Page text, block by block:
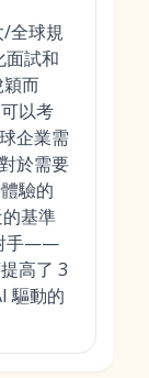
全球規
面試和
而
以考
企業需
於需要
驗的
基準
手——
高了 3
驅動的